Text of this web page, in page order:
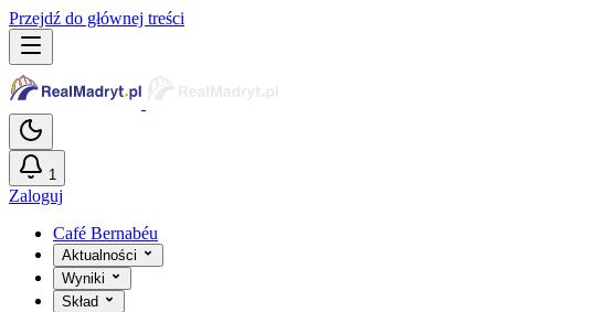
Przejdź do głównej treści
1
Zaloguj
Café Bernabéu
Aktualności
Wyniki
Skład